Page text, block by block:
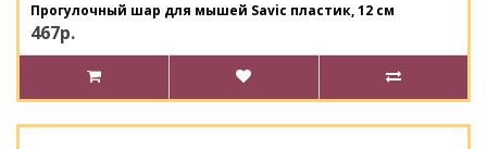
Прогулочный шар для мышей Savic пластик, 12 см
467р.